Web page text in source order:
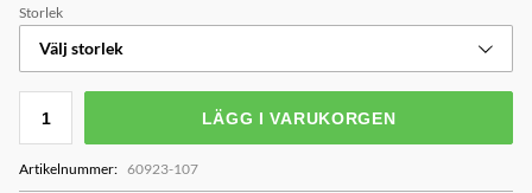
Storlek
Välj storlek
LÄGG I VARUKORGEN
Artikelnummer: 60923-107